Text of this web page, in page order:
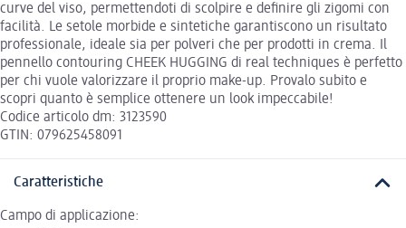
curve del viso, permettendoti di scolpire e definire gli zigomi con
facilità. Le setole morbide e sintetiche garantiscono un risultato
professionale, ideale sia per polveri che per prodotti in crema. Il
pennello contouring CHEEK HUGGING di real techniques è perfetto
per chi vuole valorizzare il proprio make-up. Provalo subito e
scopri quanto è semplice ottenere un look impeccabile!
Codice articolo dm: 3123590
GTIN: 079625458091
Caratteristiche
Campo di applicazione: